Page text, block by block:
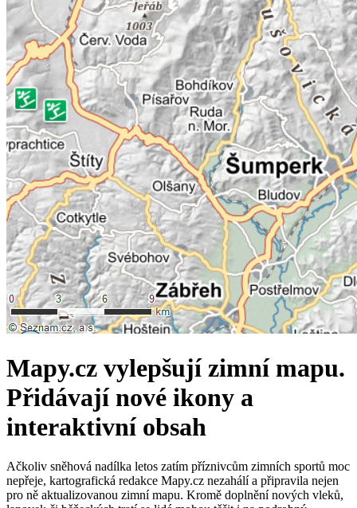
Mapy.cz vylepšují zimní mapu.
Přidávají nové ikony a
interaktivní obsah
Ačkoliv sněhová nadílka letos zatím příznivcům zimních sportů moc
nepřeje, kartografická redakce Mapy.cz nezahálí a připravila nejen
pro ně aktualizovanou zimní mapu. Kromě doplnění nových vleků,